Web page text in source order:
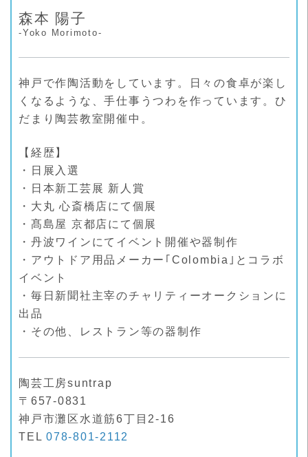
森本 陽子
-Yoko Morimoto-
神戸で作陶活動をしています。日々の食卓が楽し
くなるような、手仕事うつわを作っています。ひ
だまり陶芸教室開催中。
【経歴】
・日展入選
・日本新工芸展 新人賞
・大丸 心斎橋店にて個展
・髙島屋 京都店にて個展
・丹波ワインにてイベント開催や器制作
・アウトドア用品メーカー｢Colombia｣とコラボ
イベント
・毎日新聞社主宰のチャリティーオークションに
出品
・その他、レストラン等の器制作
陶芸工房suntrap
〒657-0831
神戸市灘区水道筋6丁目2-16
TEL078-801-2112